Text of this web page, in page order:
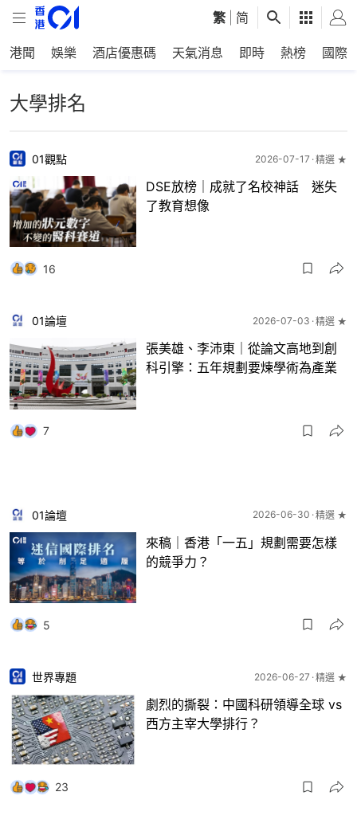
繁 简
港聞 娛樂 酒店優惠碼 天氣消息 即時 熱榜 國際
大學排名
01觀點 2026-07-17 精選 ★
DSE放榜｜成就了名校神話 迷失
了教育想像
16
01論壇 2026-07-03 精選 ★
張美雄、李沛東｜從論文高地到創
科引擎：五年規劃要煉學術為產業
7
01論壇 2026-06-30 精選 ★
來稿｜香港「一五」規劃需要怎樣
的競爭力？
5
世界專題 2026-06-27 精選 ★
劇烈的撕裂：中國科研領導全球 vs
西方主宰大學排行？
23